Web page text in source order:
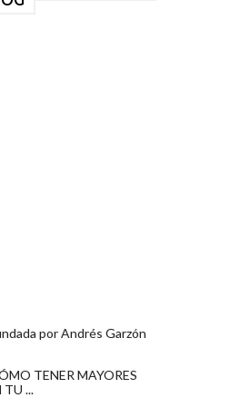
por Andrés Garzón
TENER MAYORES
TU ...